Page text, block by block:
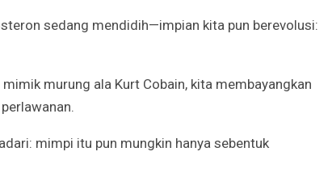
sedang mendidih—impian kita pun berevolusi:
murung ala Kurt Cobain, kita membayangkan
mimpi itu pun mungkin hanya sebentuk
Acutis, Menjadi Kudus di
Usia Muda
Inilah Kekuatan Doa